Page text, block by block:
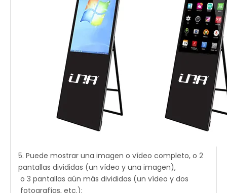
5. Puede mostrar una imagen o vídeo completo, o 2
pantallas divididas (un vídeo y una imagen),
o 3 pantallas aún más divididas (un vídeo y dos
fotografías, etc.);